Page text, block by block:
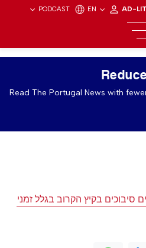
PODCAST EN AD-
Read The Portugal News with
סיבוכים בקיץ הקרוב בגלל זמני